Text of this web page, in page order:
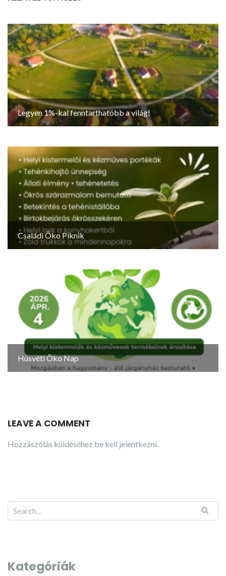
Legyen 1%-kal fenntarthatóbb a világ!
Családi Öko Piknik
Húsvéti Öko Nap
LEAVE A COMMENT
Hozzászólás küldéséhez be kell jelentkezni.
Kategóriák